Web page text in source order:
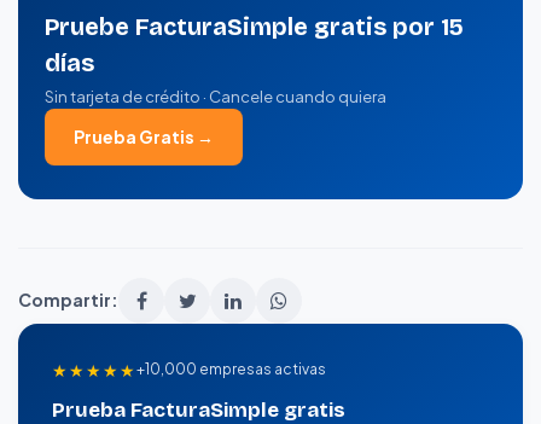
Pruebe FacturaSimple gratis por 15
días
Sin tarjeta de crédito · Cancele cuando quiera
Prueba Gratis →
Compartir:
★★★★★+10,000 empresas activas
Prueba FacturaSimple gratis